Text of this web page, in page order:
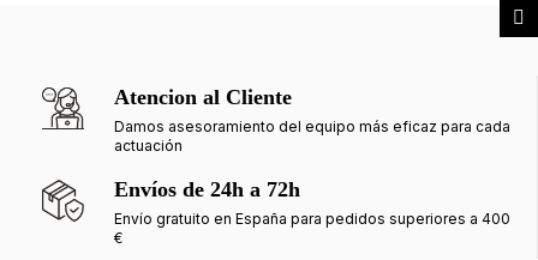
Atencion al Cliente
Damos asesoramiento del equipo más eficaz para cada
actuación
Envíos de 24h a 72h
Envío gratuito en España para pedidos superiores a 400
€